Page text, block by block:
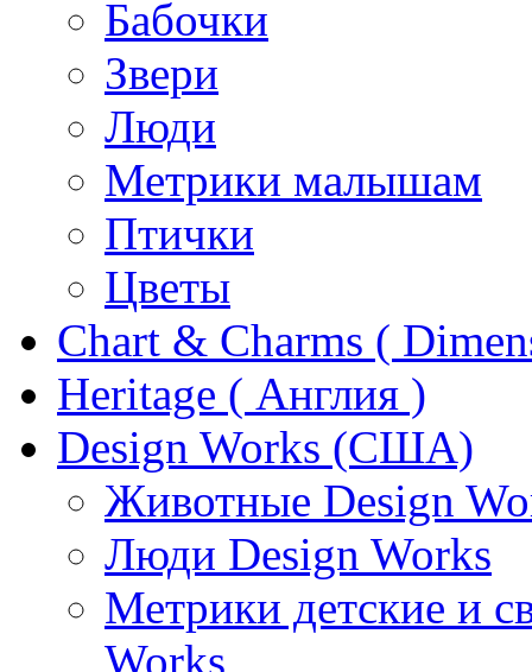
Бабочки
Звери
Люди
Метрики малышам
Птички
Цветы
Chart & Charms (
Heritage ( Англия )
Design Works (США)
Животные Design
Люди Design Works
Метрики детские и
Works